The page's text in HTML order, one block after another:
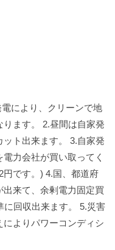
により、クリーンで地
ます。 2.昼間は自家発
ト出来ます。 3.自家発
力会社が買い取ってく
円です。) 4.国、都道府
来て、余剰電力固定買
に回収出来ます。 5.災害
よりパワーコンディシ